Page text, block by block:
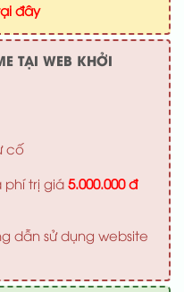
700,000
đây
TẠI WEB KHỞI
cố
phí trị giá5.000.000 đ
dẫn sử dụng website